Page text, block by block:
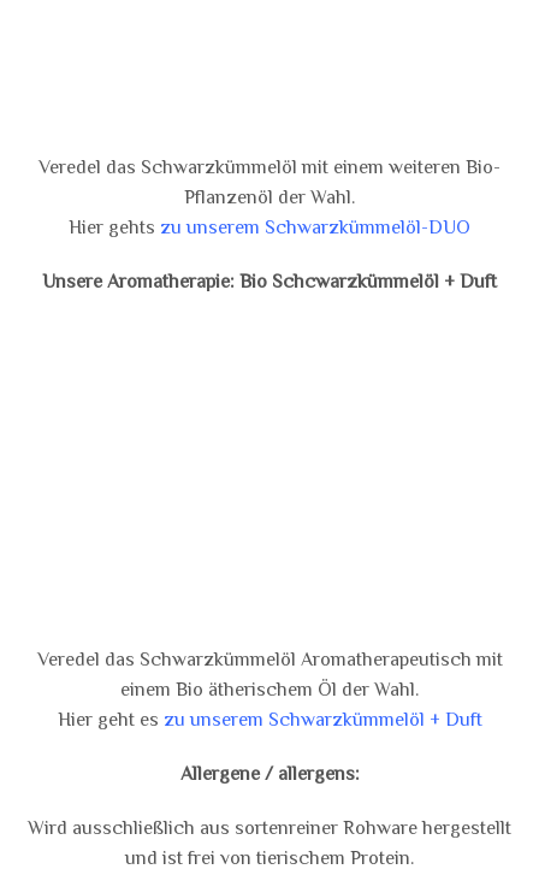
Veredel das Schwarzkümmelöl mit einem weiteren Bio-
Pflanzenöl der Wahl.
Hier gehts zu unserem Schwarzkümmelöl-DUO
Unsere Aromatherapie: Bio Schcwarzkümmelöl + Duft
Veredel das Schwarzkümmelöl Aromatherapeutisch mit
einem Bio ätherischem Öl der Wahl.
Hier geht es zu unserem Schwarzkümmelöl + Duft
Allergene / allergens:
Wird ausschließlich aus sortenreiner Rohware hergestellt
und ist frei von tierischem Protein.